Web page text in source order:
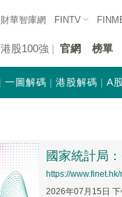
財華智庫網 FINTV
港股100強 官網 榜單
一圖解碼 港股解碼 A
國家統計局
https://
2026年07月15日 下